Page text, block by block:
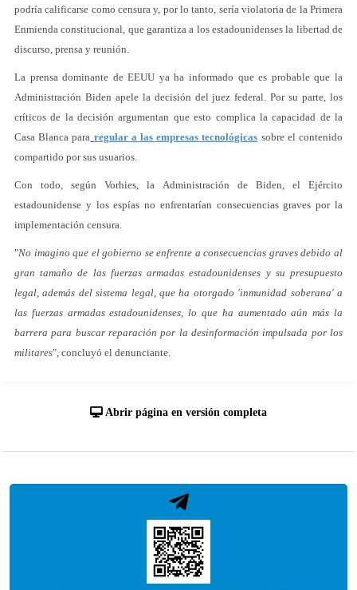
podría calificarse como censura y, por lo tanto, sería violatoria de la Primera
Enmienda constitucional, que garantiza a los estadounidenses la libertad de
discurso, prensa y reunión.
La prensa dominante de EEUU ya ha informado que es probable que la
Administración Biden apele la decisión del juez federal. Por su parte, los
críticos de la decisión argumentan que esto complica la capacidad de la
Casa Blanca para regular a las empresas tecnológicas sobre el contenido
compartido por sus usuarios.
Con todo, según Vorhies, la Administración de Biden, el Ejército
estadounidense y los espías no enfrentarían consecuencias graves por la
implementación censura.
"No imagino que el gobierno se enfrente a consecuencias graves debido al
gran tamaño de las fuerzas armadas estadounidenses y su presupuesto
legal, además del sistema legal, que ha otorgado 'inmunidad soberana' a
las fuerzas armadas estadounidenses, lo que ha aumentado aún más la
barrera para buscar reparación por la desinformación impulsada por los
militares", concluyó el denunciante.
Abrir página en versión completa